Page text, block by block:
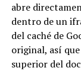
abre
dentro de un
del caché de
original, así
superior del